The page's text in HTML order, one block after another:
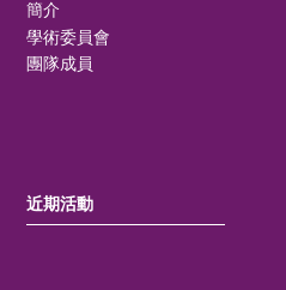
簡介
學術委員會
團隊成員
近期活動